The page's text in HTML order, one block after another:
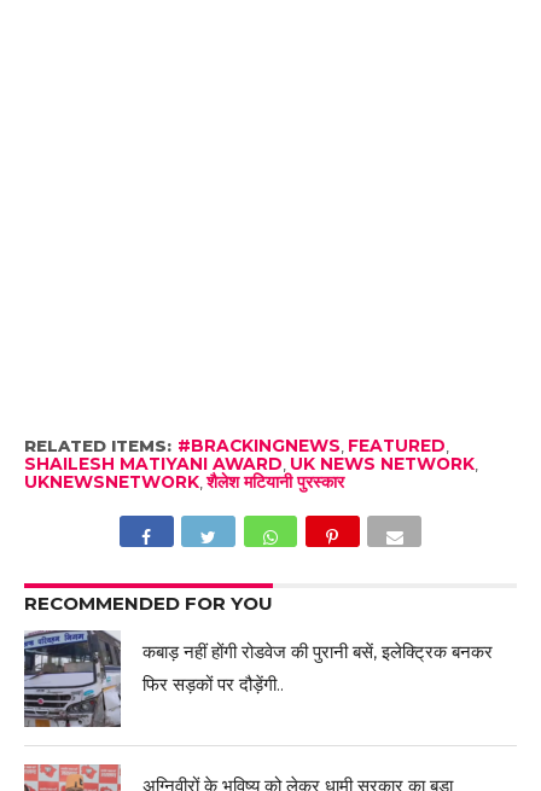
RELATED ITEMS: #BRACKINGNEWS FEATURED
SHAILESH MATIYANI AWARD UK NEWS NETWORK,
UKNEWSNETWORK,शैलेश मटियानी पुरस्कार
RECOMMENDED FOR YOU
कबाड़ नहीं होंगी रोडवेज की पुरानी बसें, इलेक्ट्रिक बनकर
फिर सड़कों पर दौड़ेंगी..
अग्निवीरों के भविष्य को लेकर धामी सरकार का बड़ा